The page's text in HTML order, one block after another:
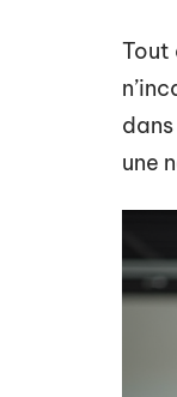
Tout
une